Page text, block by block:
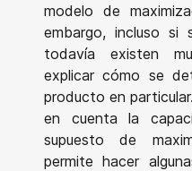
modelo de
embargo, incluso si
todavía existen
explicar cómo se
producto en
en cuenta la
supuesto de
permite hacer